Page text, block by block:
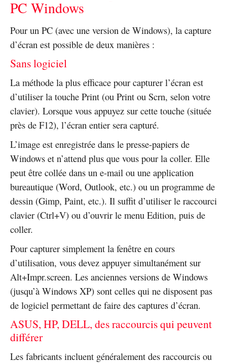
PC Windows
Pour un PC (avec une version de Windows), la capture
d’écran est possible de deux manières :
Sans logiciel
La méthode la plus efficace pour capturer l’écran est
d’utiliser la touche Print (ou Print ou Scrn, selon votre
clavier). Lorsque vous appuyez sur cette touche (située
près de F12), l’écran entier sera capturé.
L’image est enregistrée dans le presse-papiers de
Windows et n’attend plus que vous pour la coller. Elle
peut être collée dans un e-mail ou une application
bureautique (Word, Outlook, etc.) ou un programme de
dessin (Gimp, Paint, etc.). Il suffit d’utiliser le raccourci
clavier (Ctrl+V) ou d’ouvrir le menu Edition, puis de
coller.
Pour capturer simplement la fenêtre en cours
d’utilisation, vous devez appuyer simultanément sur
Alt+Impr.screen. Les anciennes versions de Windows
(jusqu’à Windows XP) sont celles qui ne disposent pas
de logiciel permettant de faire des captures d’écran.
ASUS, HP, DELL, des raccourcis qui peuvent
différer
Les fabricants incluent généralement des raccourcis ou